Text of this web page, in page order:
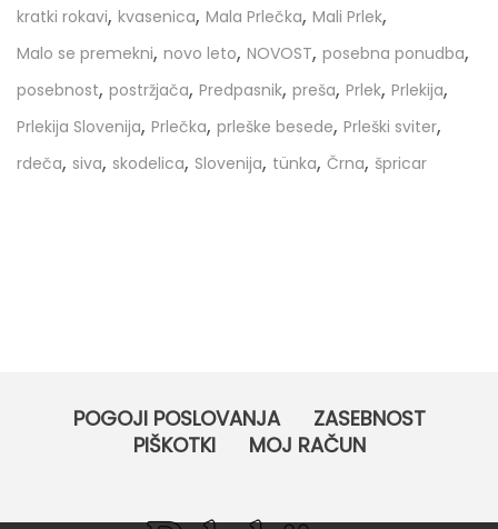
kratki rokavi, kvasenica, Mala Prlečka, Mali Prlek,
Malo se premekni, novo leto, NOVOST, posebna ponudba,
posebnost, postržjača, Predpasnik, preša, Prlek, Prlekija,
Prlekija Slovenija, Prlečka, prleške besede, Prleški sviter,
rdeča, siva, skodelica, Slovenija, tünka, Črna, špricar
POGOJI POSLOVANJA
ZASEBNOST
PIŠKOTKI
MOJ RAČUN